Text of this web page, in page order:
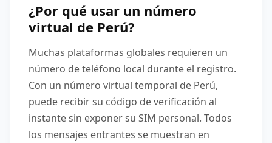
¿Por qué usar un número
virtual de Perú?
Muchas plataformas globales requieren un
número de teléfono local durante el registro.
Con un número virtual temporal de Perú,
puede recibir su código de verificación al
instante sin exponer su SIM personal. Todos
los mensajes entrantes se muestran en